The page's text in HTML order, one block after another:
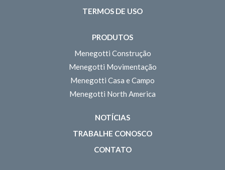
TERMOS DE USO
PRODUTOS
Menegotti Construção
Menegotti Movimentação
Menegotti Casa e Campo
Menegotti North America
NOTÍCIAS
TRABALHE CONOSCO
CONTATO